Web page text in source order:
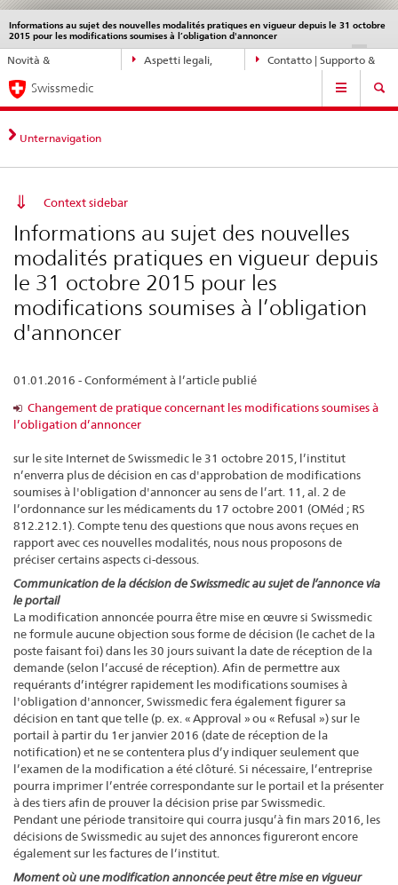
Navigazione
diretta:
novità,
aspetti
legali,
contatto
Novità &
Aspetti legali,
Contatto | Supporto &
Informations au sujet des nouvelles modalités pratiques en vigueur depuis le 31 octobre
2015 pour les modifications soumises à l’obligation d'annoncer
DE IT
Service
navigation
Navigation
Swissmedic
Unternavigation
Context sidebar
Informations au sujet des nouvelles
modalités pratiques en vigueur depuis
le 31 octobre 2015 pour les
modifications soumises à l’obligation
d'annoncer
01.01.2016 - Conformément à l’article publié
Changement de pratique concernant les modifications soumises à
l’obligation d’annoncer
sur le site Internet de Swissmedic le 31 octobre 2015, l’institut
n’enverra plus de décision en cas d'approbation de modifications
soumises à l'obligation d'annoncer au sens de l’art. 11, al. 2 de
l’ordonnance sur les médicaments du 17 octobre 2001 (OMéd ; RS
812.212.1). Compte tenu des questions que nous avons reçues en
rapport avec ces nouvelles modalités, nous nous proposons de
préciser certains aspects ci-dessous.
Communication de la décision de Swissmedic au sujet de l’annonce via
le portail
La modification annoncée pourra être mise en œuvre si Swissmedic
ne formule aucune objection sous forme de décision (le cachet de la
poste faisant foi) dans les 30 jours suivant la date de réception de la
demande (selon l’accusé de réception). Afin de permettre aux
requérants d’intégrer rapidement les modifications soumises à
l'obligation d'annoncer, Swissmedic fera également figurer sa
décision en tant que telle (p. ex. « Approval » ou « Refusal ») sur le
portail à partir du 1er janvier 2016 (date de réception de la
notification) et ne se contentera plus d’y indiquer seulement que
l’examen de la modification a été clôturé. Si nécessaire, l’entreprise
pourra imprimer l’entrée correspondante sur le portail et la présenter
à des tiers afin de prouver la décision prise par Swissmedic.
Pendant une période transitoire qui courra jusqu’à fin mars 2016, les
décisions de Swissmedic au sujet des annonces figureront encore
également sur les factures de l’institut.
Moment où une modification annoncée peut être mise en vigueur